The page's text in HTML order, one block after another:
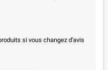
si vous changez d'avis